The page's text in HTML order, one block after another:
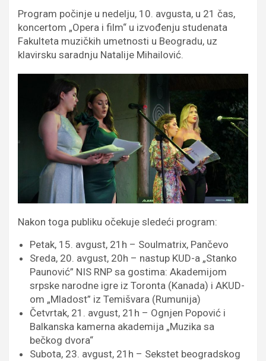
Program počinje u nedelju, 10. avgusta, u 21 čas,
koncertom „Opera i film“ u izvođenju studenata
Fakulteta muzičkih umetnosti u Beogradu, uz
klavirsku saradnju Natalije Mihailović.
Nakon toga publiku očekuje sledeći program:
Petak, 15. avgust, 21h – Soulmatrix, Pančevo
Sreda, 20. avgust, 20h – nastup KUD-a „Stanko
Paunović” NIS RNP sa gostima: Akademijom
srpske narodne igre iz Toronta (Kanada) i AKUD-
om „Mladost” iz Temišvara (Rumunija)
Četvrtak, 21. avgust, 21h – Ognjen Popović i
Balkanska kamerna akademija „Muzika sa
bečkog dvora“
Subota, 23. avgust, 21h – Sekstet beogradskog